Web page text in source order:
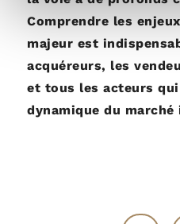
Comprendre les
majeur est
acquéreurs, les
et tous les acteurs
dynamique du